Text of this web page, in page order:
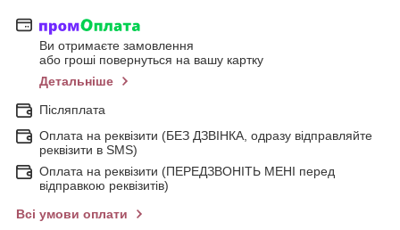
Ви отримаєте замовлення
або гроші повернуться на вашу картку
Детальніше
Післяплата
Оплата на реквізити (БЕЗ ДЗВІНКА, одразу відправляйте
реквізити в SMS)
Оплата на реквізити (ПЕРЕДЗВОНІТЬ МЕНІ перед
відправкою реквізитів)
Всі умови оплати